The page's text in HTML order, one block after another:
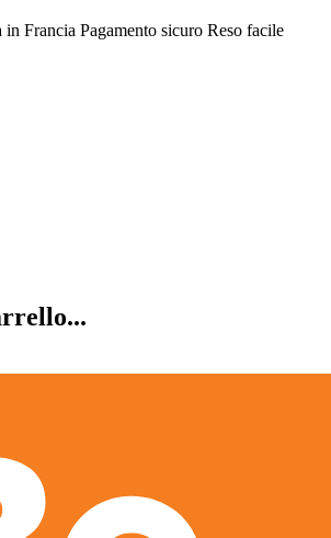
in Francia Pagamento sicuro Reso facile